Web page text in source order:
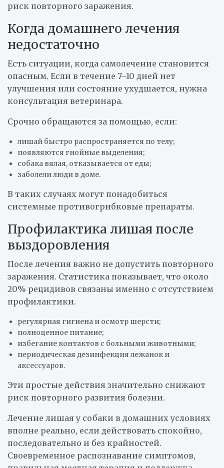
риск повторного заражения.
Когда домашнего лечения
недостаточно
Есть ситуации, когда самолечение становится
опасным. Если в течение 7–10 дней нет
улучшения или состояние ухудшается, нужна
консультация ветеринара.
Срочно обращаются за помощью, если:
лишай быстро распространяется по телу;
появляются гнойные выделения;
собака вялая, отказывается от еды;
заболели люди в доме.
В таких случаях могут понадобиться
системные противогрибковые препараты.
Профилактика лишая после
выздоровления
После лечения важно не допустить повторного
заражения. Статистика показывает, что около
20% рецидивов связаны именно с отсутствием
профилактики.
регулярная гигиена и осмотр шерсти;
полноценное питание;
избегание контактов с больными животными;
периодическая дезинфекция лежанок и
аксессуаров.
Эти простые действия значительно снижают
риск повторного развития болезни.
Лечение лишая у собаки в домашних условиях
вполне реально, если действовать спокойно,
последовательно и без крайностей.
Своевременное распознавание симптомов,